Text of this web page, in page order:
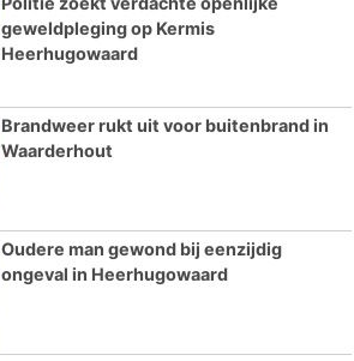
geweldpleging op Kermis
Heerhugowaard
Brandweer rukt uit voor buitenbrand in
Waarderhout
Oudere man gewond bij eenzijdig
ongeval in Heerhugowaard